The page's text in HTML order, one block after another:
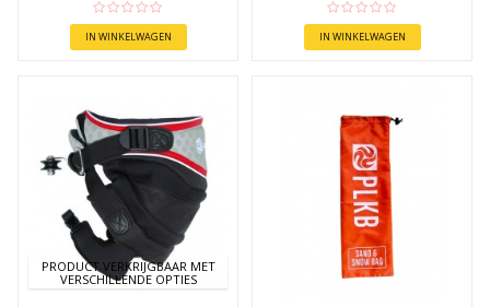
IN WINKELWAGEN IN WINKELWAGEN
PRODUCT VERKRIJGBAAR MET
VERSCHILLENDE OPTIES